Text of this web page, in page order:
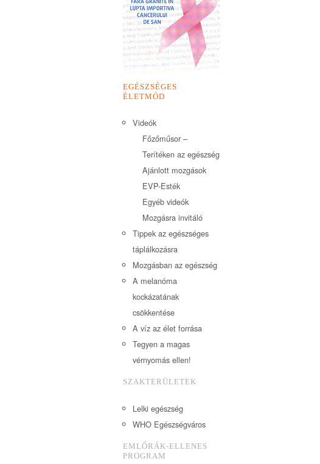
EGÉSZSÉGES
ÉLETMÓD
Videók
Főzőműsor –
Terítéken az egészség
Ajánlott mozgások
EVP-Esték
Egyéb videók
Mozgásra invitáló
Tippek az egészséges
táplálkozásra
Mozgásban az egészség
A melanóma
kockázatának
csökkentése
A víz az élet forrása
Tegyen a magas
vérnyomás ellen!
SZAKTERÜLETEK
Lelki egészség
WHO Egészségváros
EMLŐRÁK-ELLENES
PROGRAM